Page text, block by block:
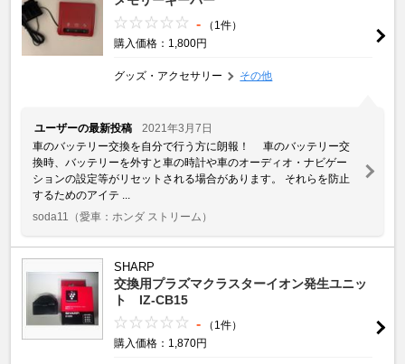
-
（1件）
購入価格：1,800円
グッズ・アクセサリー その他
ユーザーの最新投稿
2021年3月7日
車のバッテリー交換を自分で行う方に朗報！ 車のバッテリー交
換時、バッテリーを外すと車の時計や車のオーディオ・ナビゲー
ションの設定等がリセットされる場合があります。 それらを防止
するためのアイテ ...
soda11
（愛車：ホンダ ストリーム）
SHARP
交換用プラズマクラスターイオン発生ユニッ
ト IZ-CB15
-
（1件）
購入価格：1,870円